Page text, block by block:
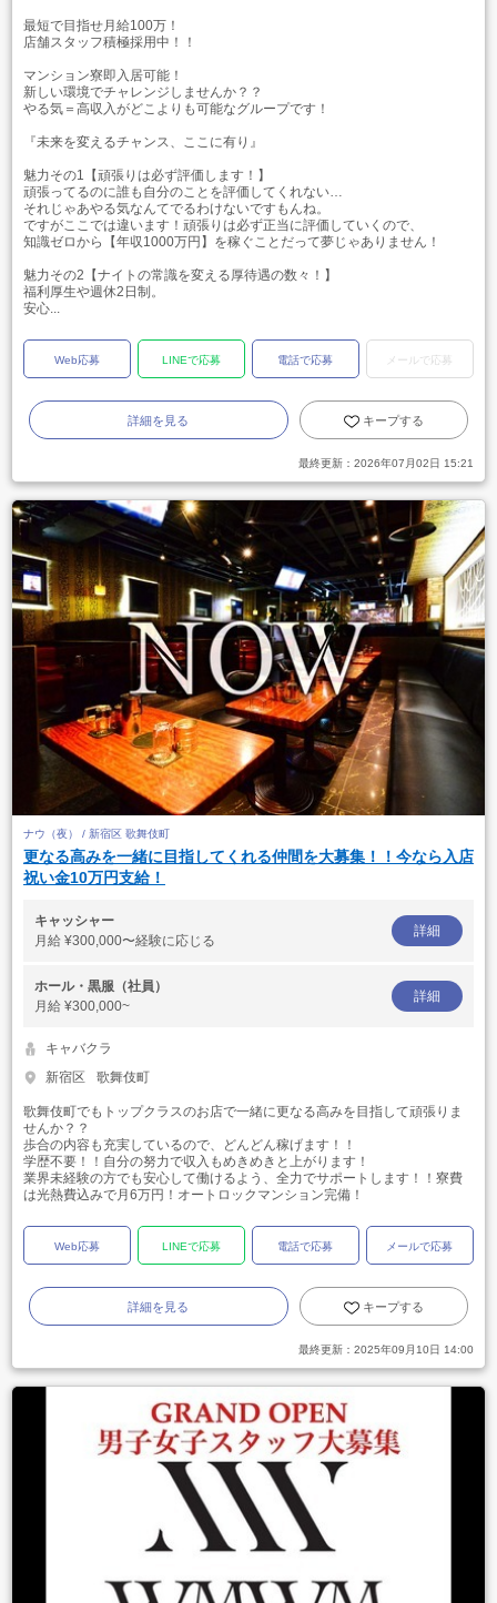
最短で目指せ月給100万！
店舗スタッフ積極採用中！！
マンション寮即入居可能！
新しい環境でチャレンジしませんか？？
やる気＝高収入がどこよりも可能なグループです！
『未来を変えるチャンス、ここに有り』
魅力その1【頑張りは必ず評価します！】
頑張ってるのに誰も自分のことを評価してくれない…
それじゃあやる気なんてでるわけないですもんね。
ですがここでは違います！頑張りは必ず正当に評価していくので、
知識ゼロから【年収1000万円】を稼ぐことだって夢じゃありません！
魅力その2【ナイトの常識を変える厚待遇の数々！】
福利厚生や週休2日制。
安心...
Web応募 LINEで応募 電話で応募 メールで応募
詳細を見る キープする
最終更新： 2026年07月02日 15:21
ナウ（夜） / 新宿区 歌舞伎町
更なる高みを一緒に目指してくれる仲間を大募集！！今なら入店
祝い金10万円支給！
キャッシャー
月給 ¥300,000〜経験に応じる
詳細
ホール・黒服（社員）
月給 ¥300,000~
詳細
キャバクラ
新宿区
歌舞伎町
歌舞伎町でもトップクラスのお店で一緒に更なる高みを目指して頑張りま
せんか？？
歩合の内容も充実しているので、どんどん稼げます！！
学歴不要！！自分の努力で収入もめきめきと上がります！
業界未経験の方でも安心して働けるよう、全力でサポートします！！寮費
は光熱費込みで月6万円！オートロックマンション完備！
Web応募 LINEで応募 電話で応募 メールで応募
詳細を見る キープする
最終更新： 2025年09月10日 14:00